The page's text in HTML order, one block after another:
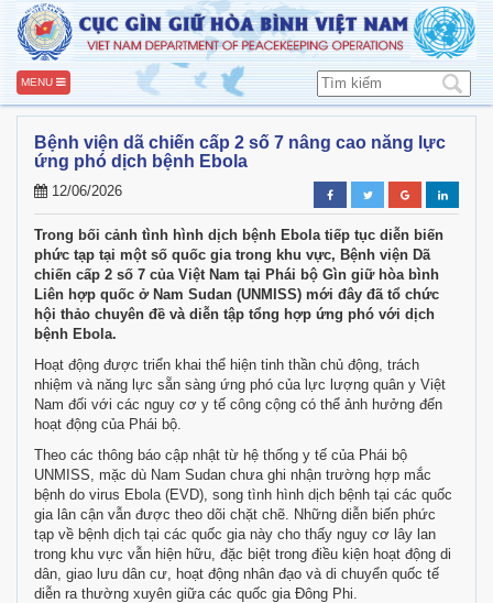
MENU
Bệnh viện dã chiến cấp 2 số 7 nâng cao năng lực
ứng phó dịch bệnh Ebola
12/06/2026
Trong bối cảnh tình hình dịch bệnh Ebola tiếp tục diễn biến
phức tạp tại một số quốc gia trong khu vực, Bệnh viện Dã
chiến cấp 2 số 7 của Việt Nam tại Phái bộ Gìn giữ hòa bình
Liên hợp quốc ở Nam Sudan (UNMISS) mới đây đã tổ chức
hội thảo chuyên đề và diễn tập tổng hợp ứng phó với dịch
bệnh Ebola.
Hoạt động được triển khai thể hiện tinh thần chủ động, trách
nhiệm và năng lực sẵn sàng ứng phó của lực lượng quân y Việt
Nam đối với các nguy cơ y tế công cộng có thể ảnh hưởng đến
hoạt động của Phái bộ.
Theo các thông báo cập nhật từ hệ thống y tế của Phái bộ
UNMISS, mặc dù Nam Sudan chưa ghi nhận trường hợp mắc
bệnh do virus Ebola (EVD), song tình hình dịch bệnh tại các quốc
gia lân cận vẫn được theo dõi chặt chẽ. Những diễn biến phức
tạp về bệnh dịch tại các quốc gia này cho thấy nguy cơ lây lan
trong khu vực vẫn hiện hữu, đặc biệt trong điều kiện hoạt động di
dân, giao lưu dân cư, hoạt động nhân đạo và di chuyển quốc tế
diễn ra thường xuyên giữa các quốc gia Đông Phi.